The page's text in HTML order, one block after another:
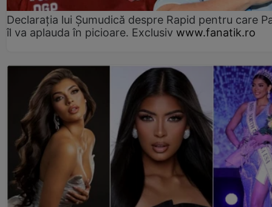
Declarația lui Șumudică despre Rapid pentru care
îl va aplauda în picioare. Exclusiv www.fanatik.ro